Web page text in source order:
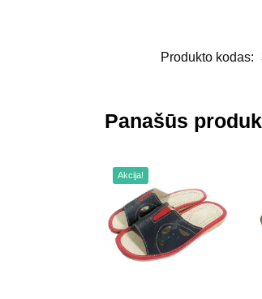
Produkto kodas:
Panašūs
Akcija!